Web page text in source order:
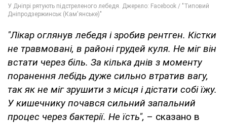
"Лікар оглянув лебедя і зробив рентген. Кістки
не травмовані, в районі грудей куля. Не міг він
встати через біль. За кілька днів з моменту
поранення лебідь дуже сильно втратив вагу,
так як не міг зрушити з місця і дістати собі їжу.
У кишечнику почався сильний запальний
процес через бактерії. Не їсть", – сказано в